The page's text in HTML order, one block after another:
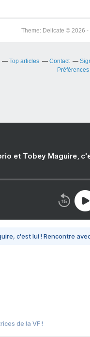
Theme: Delicate © 2026
Top articles Contact
et Tobey Maguire,
c'est lui ! Rencontre
de la VF !